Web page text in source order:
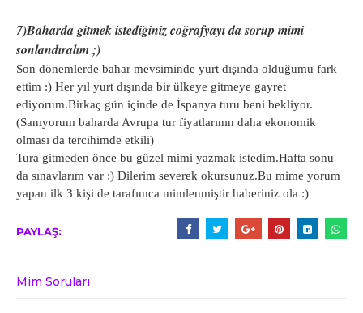
7)Baharda gitmek istediğiniz coğrafyayı da sorup mimi
sonlandıralım ;)
Son dönemlerde bahar mevsiminde yurt dışında olduğumu fark
ettim :) Her yıl yurt dışında bir ülkeye gitmeye gayret
ediyorum.Birkaç gün içinde de İspanya turu beni bekliyor.
(Sanıyorum baharda Avrupa tur fiyatlarının daha ekonomik
olması da tercihimde etkili)
Tura gitmeden önce bu güzel mimi yazmak istedim.Hafta sonu
da sınavlarım var :) Dilerim severek okursunuz.Bu mime yorum
yapan ilk 3 kişi de tarafımca mimlenmiştir haberiniz ola :)
PAYLAŞ:
Mim Soruları